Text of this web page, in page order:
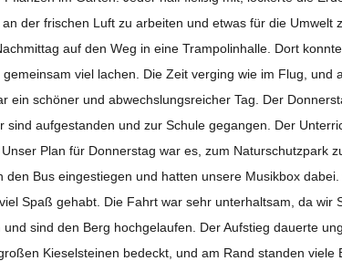
der fri­schen Luft zu arbei­ten und etwas für die Umwelt
auf den Weg in eine Tram­po­lin­halle. Dort
viel lachen. Die Zeit ver­ging wie im Flug, und
ein schö­ner und abwechs­lungs­rei­cher Tag. Der
sind auf­ge­stan­den und zur Schule gegan­gen. Der
Plan für Don­ners­tag war es, zum Natur­schutz­park
Bus ein­ge­stie­gen und hat­ten unsere Musik­box dabei.
Spaß gehabt. Die Fahrt war sehr unter­halt­sam, da wir
sind den Berg hoch­ge­lau­fen. Der Auf­stieg dau­erte
Kie­sel­stei­nen bedeckt, und am Rand stan­den viele